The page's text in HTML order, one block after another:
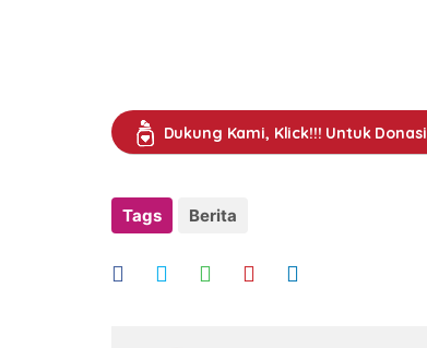
Dukung Kami, Klick!!! Untuk Donasi
Tags Berita